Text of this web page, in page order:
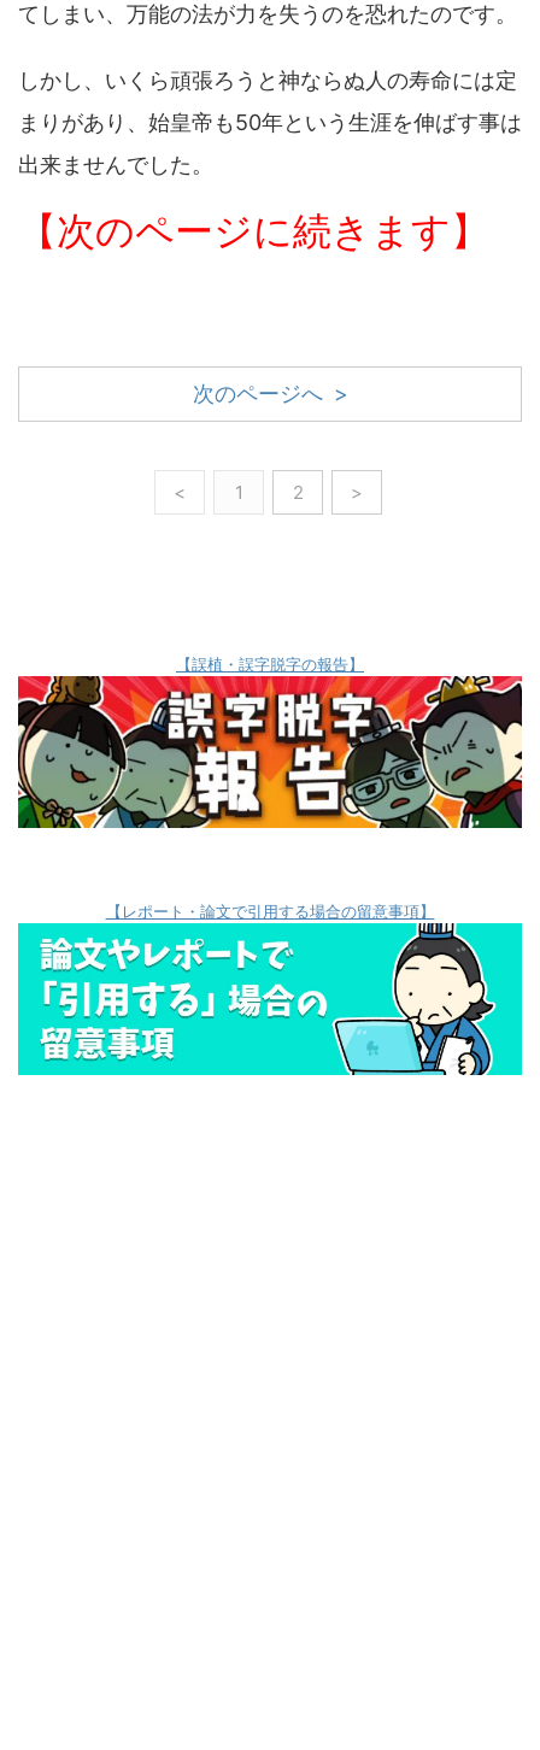
てしまい、万能の法が力を失うのを恐れたのです。
しかし、いくら頑張ろうと神ならぬ人の寿命には定
まりがあり、始皇帝も50年という生涯を伸ばす事は
出来ませんでした。
【次のページに続きます】
次のページへ >
< 1 2 >
【誤植・誤字脱字の報告】
【レポート・論文で引用する場合の留意事項】